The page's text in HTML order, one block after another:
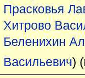
Прасковья
Хитрово
Беленихин
Васильевич)